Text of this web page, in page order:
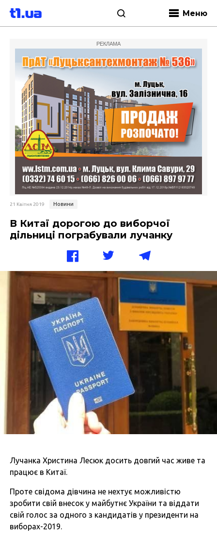
Меню
РЕКЛАМА
21 Квітня 2019 Новини
В Китаї дорогою до виборчої
дільниці пограбували лучанку
Лучанка Христина Лесюк досить довгий час живе та
працює в Китаї.
Проте свідома дівчина не нехтує можливістю
зробити свій внесок у майбутнє України та віддати
свій голос за одного з кандидатів у президенти на
виборах-2019.